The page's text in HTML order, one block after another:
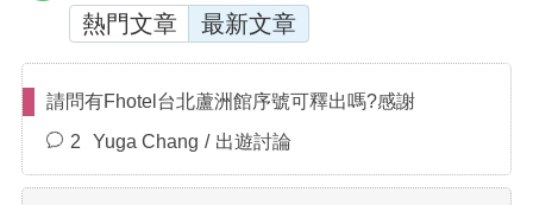
好康優惠
最新消息
最新留言
熱門文章 最新文章
請問有Fhotel台北蘆洲館序號可釋出嗎?感謝
2
Yuga Chang 出遊討論